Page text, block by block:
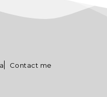
Contact me